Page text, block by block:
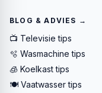
BLOG & ADVIES →
📺 Televisie tips
🫧 Wasmachine tips
🧊 Koelkast tips
🍽️ Vaatwasser tips